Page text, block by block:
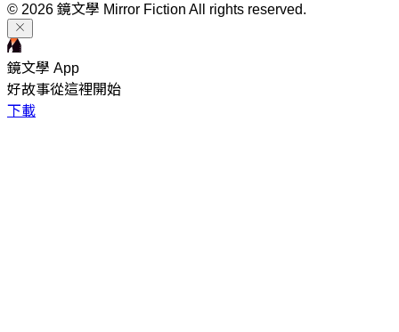
© 2026 鏡文學 Mirror Fiction All rights reserved.
鏡文學 App
好故事從這裡開始
下載